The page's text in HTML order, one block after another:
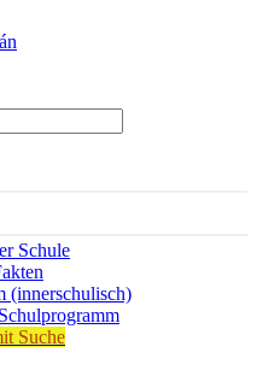
Schule
(innerschulisch)
Suche